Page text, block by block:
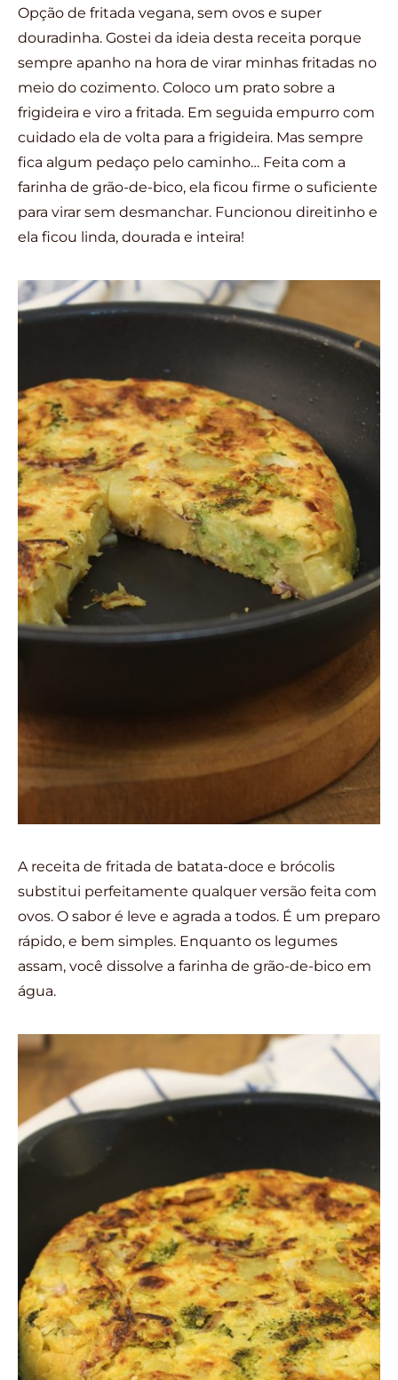
Opção de fritada vegana, sem ovos e super
douradinha. Gostei da ideia desta receita porque
sempre apanho na hora de virar minhas fritadas no
meio do cozimento. Coloco um prato sobre a
frigideira e viro a fritada. Em seguida empurro com
cuidado ela de volta para a frigideira. Mas sempre
fica algum pedaço pelo caminho… Feita com a
farinha de grão-de-bico, ela ficou firme o suficiente
para virar sem desmanchar. Funcionou direitinho e
ela ficou linda, dourada e inteira!
A receita de fritada de batata-doce e brócolis
substitui perfeitamente qualquer versão feita com
ovos. O sabor é leve e agrada a todos. É um preparo
rápido, e bem simples. Enquanto os legumes
assam, você dissolve a farinha de grão-de-bico em
água.